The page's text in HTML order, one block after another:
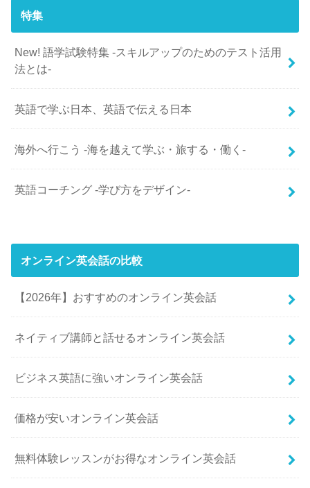
特集
New! 語学試験特集 -スキルアップのためのテスト活用
法とは-
英語で学ぶ日本、英語で伝える日本
海外へ行こう -海を越えて学ぶ・旅する・働く-
英語コーチング -学び方をデザイン-
オンライン英会話の比較
【2026年】おすすめのオンライン英会話
ネイティブ講師と話せるオンライン英会話
ビジネス英語に強いオンライン英会話
価格が安いオンライン英会話
無料体験レッスンがお得なオンライン英会話